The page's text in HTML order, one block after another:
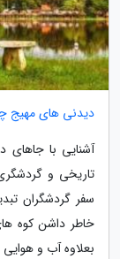
دیدنی های مهیج
آشنایی با جاهای
تاریخی و
سفر گردشگران
خاطر داشن کوه
بعلاوه آب و